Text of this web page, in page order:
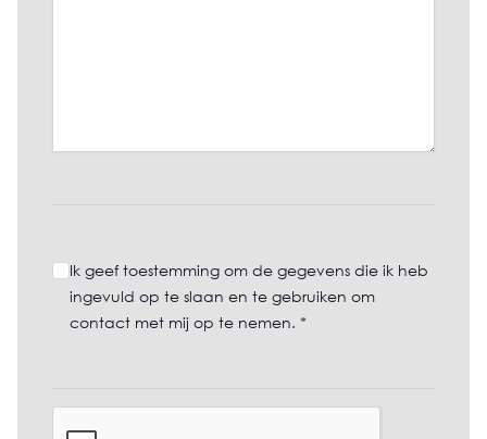
Ik geef toestemming om de gegevens die ik heb
ingevuld op te slaan en te gebruiken om
contact met mij op te nemen. *